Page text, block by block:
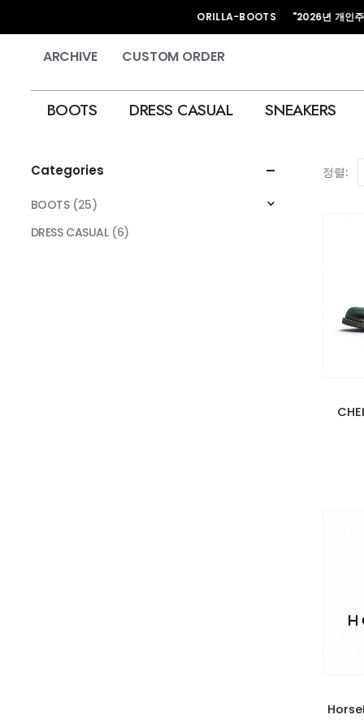
HAND MADE KORILLA-BOOTS "2026년 개인주문은 마감
ARCHIVE CUSTOM ORDER
BOOTS DRESS CASUAL SNEAKERS
정렬:
Categories
BOOTS (25)
DRESS CASUAL (6)